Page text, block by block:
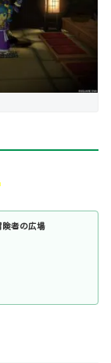
険者の広場